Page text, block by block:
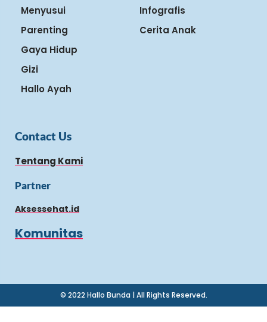
Menyusui
Parenting
Gaya Hidup
Gizi
Hallo Ayah
Infografis
Cerita Anak
Contact Us
Tentang Kami
Partner
Aksessehat.id
Komunitas
© 2022 Hallo Bunda | All Rights Reserved.